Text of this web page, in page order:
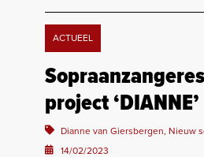
ACTUEEL
project ‘DIANNE’
Dianne van Giersbergen, Nieuw
14/02/2023